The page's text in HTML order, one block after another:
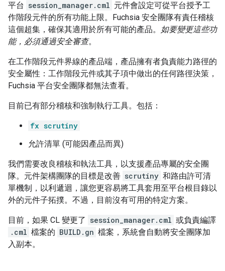
平台 session_manager.cml 元件會設定可從平台授予工
作階段元件的所有功能上限。Fuchsia 安全團隊有責任稽核
這個超集，確保其適用於所有可能的產品。
如要變更這些功
能，必須通過安全審查。
在工作階段元件界線的產品端，產品擁有者負責能力路徑的
安全屬性：工作階段元件或其子項中做出的任何路徑決策，
Fuchsia 平台安全團隊都無法查看。
目前已有部分稽核和強制執行工具。包括：
fx scrutiny
允許清單 (可能因產品而異)
我們需要改良稽核和執法工具，以支援產品專屬的安全團
隊。元件架構團隊的目標是改善 scrutiny 和路由許可清
單機制，以利遞迴，讓您更容易將工具套用至平台根目錄以
外的元件子拓撲。不過，目前沒有可用的特定方案。
目前，如果 CL 變更了 session_manager.cml 或負責編譯
.cml 檔案的 BUILD.gn 檔案，系統會自動將安全團隊加
入副本。